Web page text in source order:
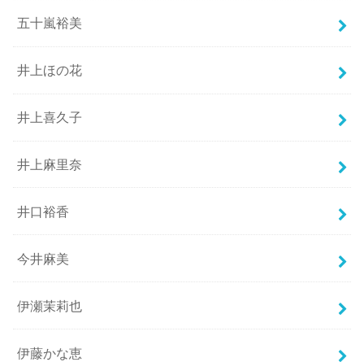
五十嵐裕美
井上ほの花
井上喜久子
井上麻里奈
井口裕香
今井麻美
伊瀬茉莉也
伊藤かな恵